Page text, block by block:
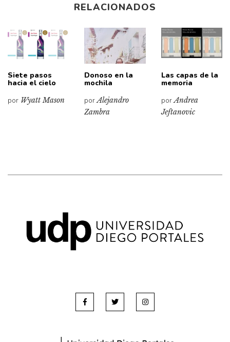
RELACIONADOS
Siete pasos
hacia el cielo
por Wyatt Mason
Donoso en la
mochila
porAlejandro
Zambra
Las capas de la
memoria
porAndrea
Jeftanovic